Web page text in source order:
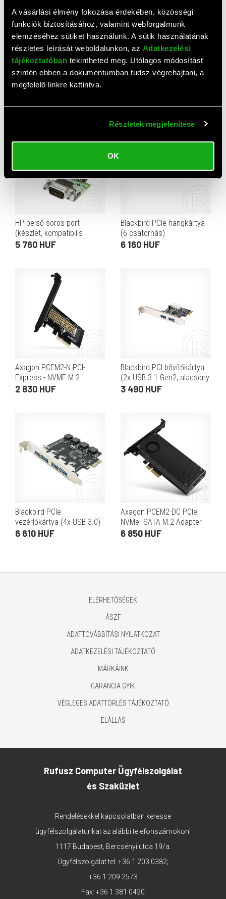
A vásárlási élmény fokozása érdekében, közösségi
funkciók biztosításához, valamint webforgalmunk
elemzéséhez sütiket használunk. A sütik használatának
részletes leírását weboldalunkon, az Adatkezelési
tájékoztatóban tekintheted meg. Utólagos módosítást
szintén ebben a dokumentumban tudsz végrehajtani, a
megfelelő linkre kattintva.
Részletek megjelenítése
OK
Blackbird PCIe bővítőkártya
(4x SATA 6G)
Blackbird PCI bővítőkártya
HP belső soros port
(készlet, kompatibilis
ProDesk/EliteDesk
5 760 HUF
Blackbird PCIe hangkártya
(6 csatornás)
6 160 HUF
Axagon PCEM2-N PCI-
Express - NVME M.2
adapter (PCIe 3.0 x4 -> M.2)
2 830 HUF
Blackbird PCI bővítőkártya
(2x USB 3.1 Gen2, alacsony
kivitel)
3 490 HUF
Blackbird PCIe
vezérlőkártya (4x USB 3.0)
6 610 HUF
Axagon PCEM2-DC PCIe
NVMe+SATA M.2 Adapter
6 850 HUF
ELÉRHETŐSÉGEK
ÁSZF
ADATTOVÁBBÍTÁSI NYILATKOZAT
ADATKEZELÉSI TÁJÉKOZTATÓ
MÁRKÁINK
GARANCIA GYIK
VÉGLEGES ADATTÖRLÉS TÁJÉKOZTATÓ
ELÁLLÁS
Rufusz Computer Ügyfélszolgálat
és Szaküzlet
Rendelésekkel kapcsolatban keresse
ügyfélszolgálatunkat az alábbi telefonszámokon!
1117 Budapest, Bercsényi utca 19/a.
Ügyfélszolgálat tel: +36 1 203 0382;
+36 1 209 2573
Fax: +36 1 381 0420